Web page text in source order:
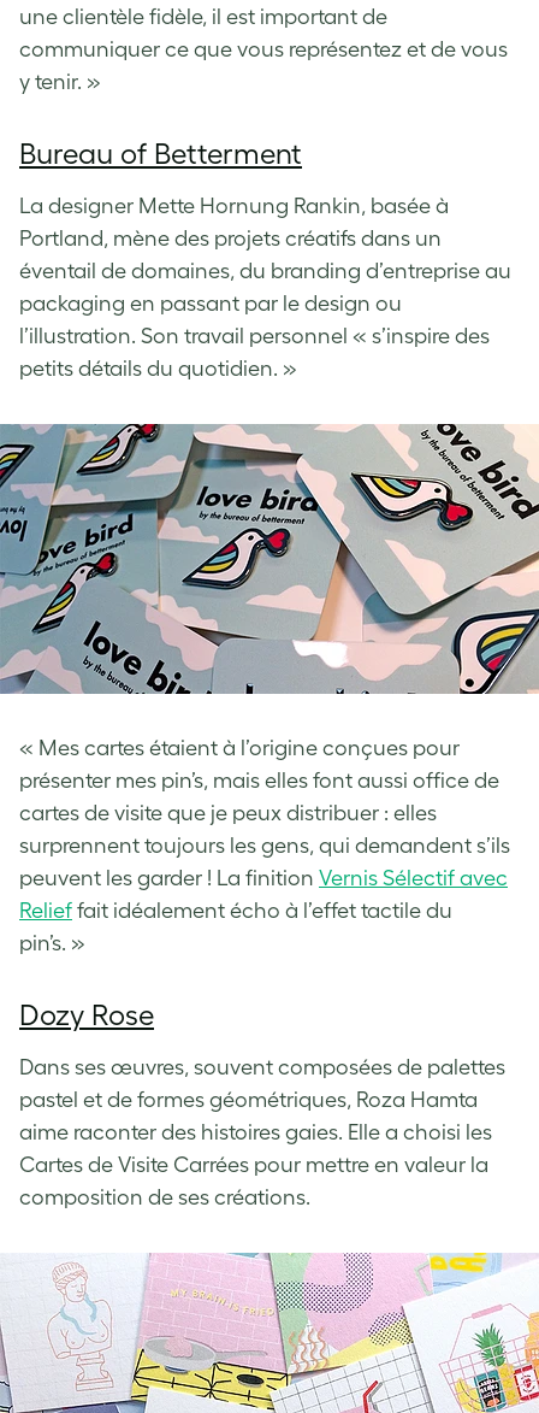
une clientèle fidèle, il est important de
communiquer ce que vous représentez et de vous
y tenir. »
Bureau of Betterment
La designer Mette Hornung Rankin, basée à
Portland, mène des projets créatifs dans un
éventail de domaines, du branding d’entreprise au
packaging en passant par le design ou
l’illustration. Son travail personnel « s’inspire des
petits détails du quotidien. »
« Mes cartes étaient à l’origine conçues pour
présenter mes pin’s, mais elles font aussi office de
cartes de visite que je peux distribuer : elles
surprennent toujours les gens, qui demandent s’ils
peuvent les garder ! La finition Vernis Sélectif avec
Relief fait idéalement écho à l’effet tactile du
pin’s. »
Dozy Rose
Dans ses œuvres, souvent composées de palettes
pastel et de formes géométriques, Roza Hamta
aime raconter des histoires gaies. Elle a choisi les
Cartes de Visite Carrées pour mettre en valeur la
composition de ses créations.